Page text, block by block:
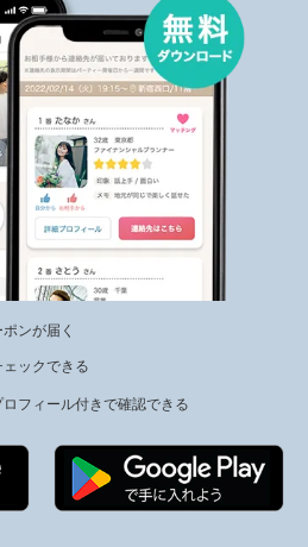
ンが届く
ックできる
フィール付きで確認できる